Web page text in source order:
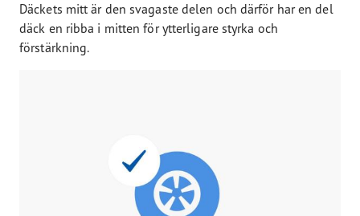
Däckets mitt är den svagaste delen och därför har en del
däck en ribba i mitten för ytterligare styrka och
förstärkning.